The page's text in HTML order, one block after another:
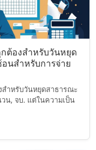
ต้องสำหรับวันหยุด
นสำหรับการจ่าย
สำหรับวันหยุดสาธารณะ
วน, จบ. แต่ในความเป็น